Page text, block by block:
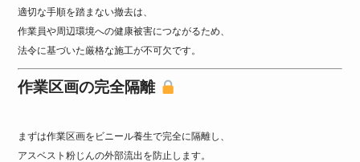
適切な手順を踏まない撤去は、
作業員や周辺環境への健康被害につながるため、
法令に基づいた厳格な施工が不可欠です。
作業区画の完全隔離
まずは作業区画をビニール養生で完全に隔離し、
アスベスト粉じんの外部流出を防止します。